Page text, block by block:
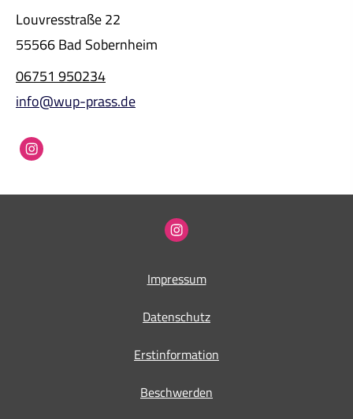
Louvresstraße 22
55566 Bad Sobernheim
06751 950234
info@wup-prass.de
Impressum
Datenschutz
Erstinformation
Beschwerden